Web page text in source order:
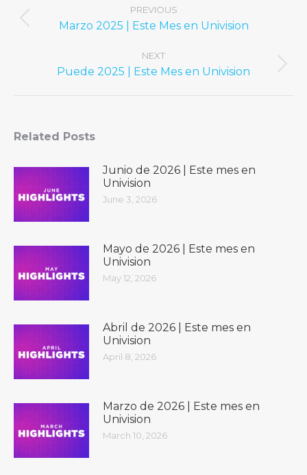
PREVIOUS
Previous
Marzo 2025 | Este Mes en Univision
NEXT
Next
Puede 2025 | Este Mes en Univision
Related Posts
Junio ​​de 2026 | Este mes en
Univision
June 3, 2026
Mayo de 2026 | Este mes en
Univision
May 12, 2026
Abril de 2026 | Este mes en
Univision
April 8, 2026
Marzo de 2026 | Este mes en
Univision
March 10, 2026